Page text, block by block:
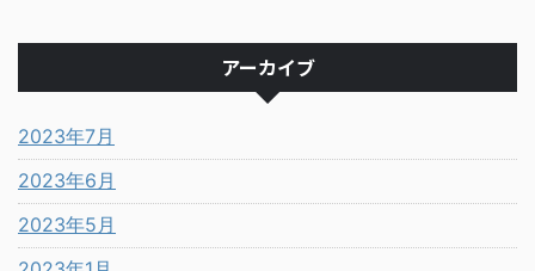
アーカイブ
2023年7月
2023年6月
2023年5月